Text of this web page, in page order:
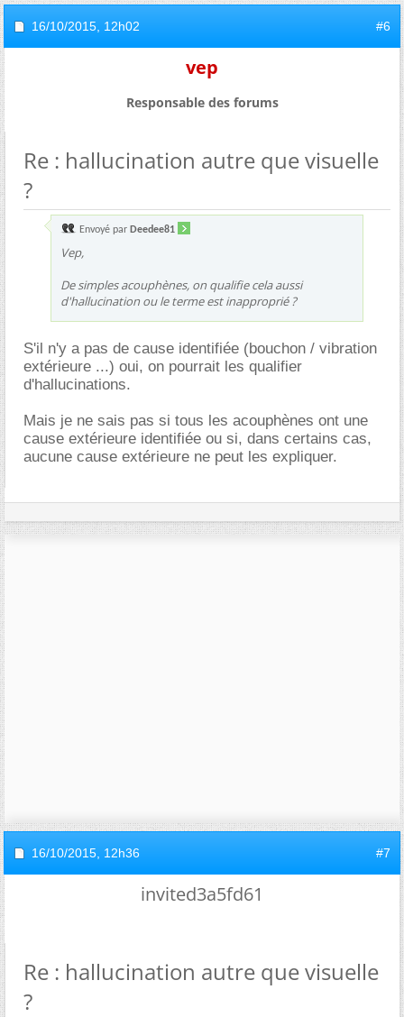
16/10/2015, 12h02 #6
vep
Responsable des forums
Re : hallucination autre que visuelle
?
Envoyé par Deedee81
Vep,
De simples acouphènes, on qualifie cela aussi
d'hallucination ou le terme est inapproprié ?
S'il n'y a pas de cause identifiée (bouchon / vibration
extérieure ...) oui, on pourrait les qualifier
d'hallucinations.
Mais je ne sais pas si tous les acouphènes ont une
cause extérieure identifiée ou si, dans certains cas,
aucune cause extérieure ne peut les expliquer.
16/10/2015, 12h36 #7
invited3a5fd61
Re : hallucination autre que visuelle
?